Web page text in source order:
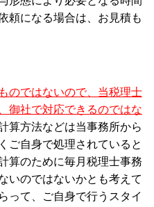
頼になる場合は、お見積も
のではないので、当税理士
御社で対応できるのではな
算方法などは当事務所から
ご自身で処理されていると
算のために毎月税理士事務
いのではないかとも考えて
って、ご自身で行うスタイ